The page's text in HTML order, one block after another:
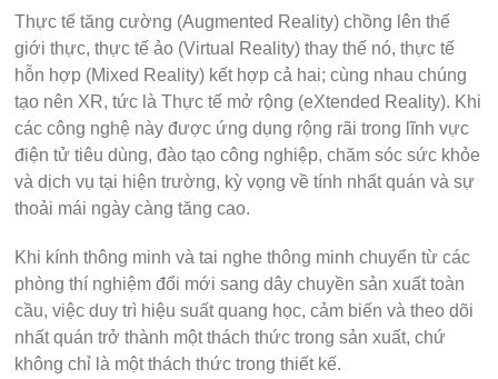
Thực tế tăng cường (Augmented Reality) chồng lên thế
giới thực, thực tế ảo (Virtual Reality) thay thế nó, thực tế
hỗn hợp (Mixed Reality) kết hợp cả hai; cùng nhau chúng
tạo nên XR, tức là Thực tế mở rộng (eXtended Reality). Khi
các công nghệ này được ứng dụng rộng rãi trong lĩnh vực
điện tử tiêu dùng, đào tạo công nghiệp, chăm sóc sức khỏe
và dịch vụ tại hiện trường, kỳ vọng về tính nhất quán và sự
thoải mái ngày càng tăng cao.
Khi kính thông minh và tai nghe thông minh chuyển từ các
phòng thí nghiệm đổi mới sang dây chuyền sản xuất toàn
cầu, việc duy trì hiệu suất quang học, cảm biến và theo dõi
nhất quán trở thành một thách thức trong sản xuất, chứ
không chỉ là một thách thức trong thiết kế.